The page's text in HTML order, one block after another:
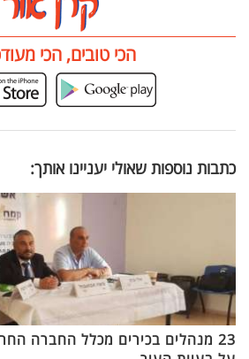
הכי טובים, הכי
כתבות נוספות שאולי יעניינו אותך:
23 מנהלים בכירים מכלל החברה